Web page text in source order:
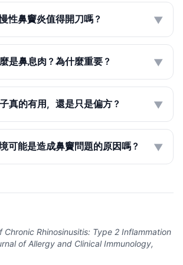
性鼻竇炎值得開刀嗎？ ▼
是鼻息肉？為什麼重要？ ▼
真的有用，還是只是偏方？ ▼
可能是造成鼻竇問題的原因嗎？ ▼
Rhinosinusitis: Type 2 Inflammation
of Allergy and Clinical Immunology,